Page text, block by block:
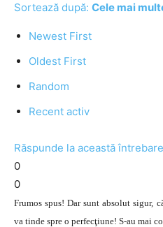
Sortează după: Cele mai
Newest First
Oldest First
Random
Recent activ
Răspunde la această întrebare
0
0
Frumos spus! Dar sunt absolut sigur,
va tinde spre o perfecţiune! S-au mai